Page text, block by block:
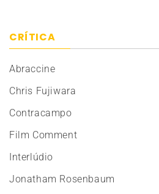
CRÍTICA
Abraccine
Chris Fujiwara
Contracampo
Film Comment
Interlúdio
Jonatham Rosenbaum